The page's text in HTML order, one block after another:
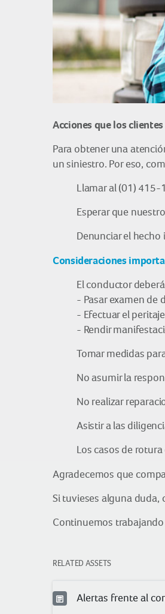
Acciones que los
Para obtener una
un siniestro. Por eso,
Llamar al (01)
Esperar que
Denunciar el
Consideraciones
El conductor
- Pasar examen de
- Efectuar el
- Rendir
Tomar medidas
No asumir la
No realizar
Asistir a las
Los casos de
Agradecemos que
Si tuvieses alguna
Continuemos
RELATED ASSETS
Alertas frente al